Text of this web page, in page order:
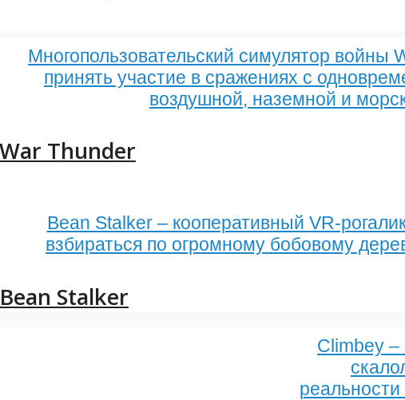
Многопользовательский симулятор войны
принять участие в сражениях с
воздушной, наземной и
War Thunder
Bean Stalker – кооперативный VR-
взбираться по огромному бобовому
Bean Stalker
Climbey –